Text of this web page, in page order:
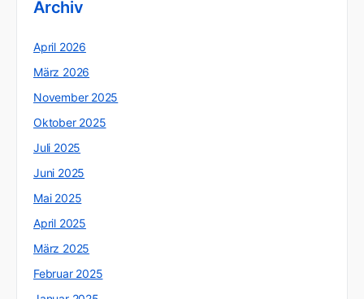
Archiv
April 2026
März 2026
November 2025
Oktober 2025
Juli 2025
Juni 2025
Mai 2025
April 2025
März 2025
Februar 2025